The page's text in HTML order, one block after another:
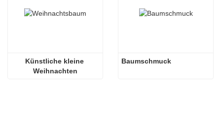
Künstliche kleine
Weihnachten
Baumschmuck